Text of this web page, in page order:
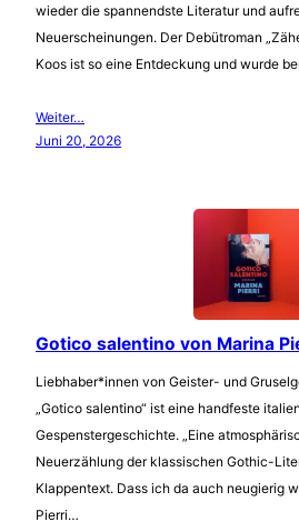
wieder die spannendste Literatur und
Neuerscheinungen. Der Debütroman
Koos ist so eine Entdeckung und wurde
Weiter…
Juni 20, 2026
Gotico salentino von Marina
Liebhaber*innen von Geister- und
„Gotico salentino“ ist eine handfeste
Gespenstergeschichte. „Eine
Neuerzählung der klassischen Gothic-
Klappentext. Dass ich da auch neugierig
Pierri…